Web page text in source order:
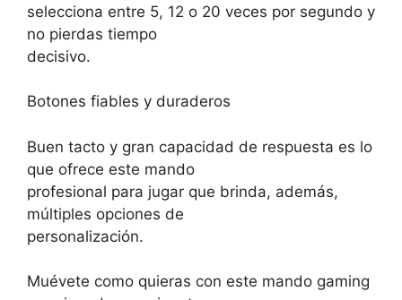
selecciona entre 5, 12 o 20 veces por segundo y
no pierdas tiempo
decisivo.
Botones fiables y duraderos
Buen tacto y gran capacidad de respuesta es lo
que ofrece este mando
profesional para jugar que brinda, además,
múltiples opciones de
personalización.
Muévete como quieras con este mando gaming